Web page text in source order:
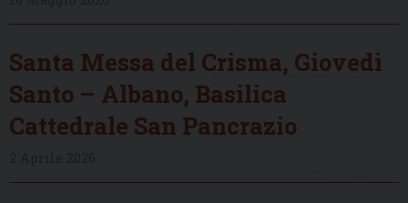
Santa Messa del Crisma, Giovedì
Santo – Albano, Basilica
Cattedrale San Pancrazio